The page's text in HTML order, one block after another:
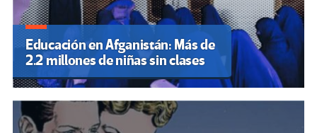
Educación en Afganistán: Más de
2.2 millones de niñas sin clases